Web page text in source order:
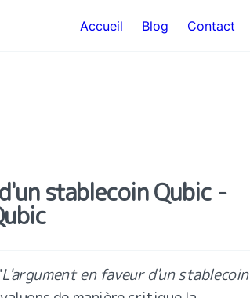
Accueil Blog Contact
stablecoin Qubic -
L'argument en faveur d'un stablecoin